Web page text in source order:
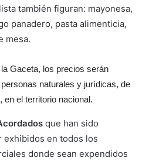
también figuran: mayonesa,
panadero, pasta alimenticia,
mesa.
Gaceta, los precios serán
naturales y jurídicas, de
en el territorio nacional.
que han sido
exhibidos en todos los
donde sean expendidos